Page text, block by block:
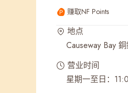
最近搜寻纪录
赚取NF Points
地点
Causeway Bay
营业时间
星期一至日：